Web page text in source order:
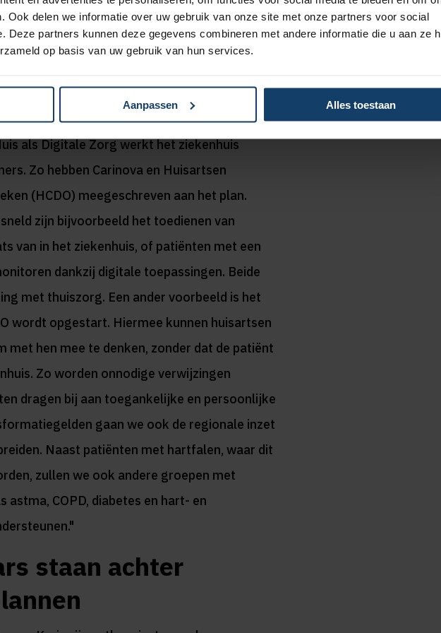
Ook delen we informatie over uw gebruik van onze site met onze partners voor social
Deze partners kunnen deze gegevens combineren met andere informatie die u aan ze
op basis van uw gebruik van hun services.
Aanpassen Alles toestaan
samen met de unieke
ons helpen te versnellen", aldus Kleine.
regionale
als Digitale Zorg werkt het ziekenhuis
Zo hebben Carinova en Huisartsen
(HCDO) meegeschreven aan het plan.
zijn bijvoorbeeld het toedienen van
van in het ziekenhuis, of patiënten met een
dankzij digitale toepassingen. Beide
met thuiszorg. Een ander voorbeeld is het
wordt opgestart. Hiermee kunnen huisartsen
met hen mee te denken, zonder dat de patiënt
Zo worden onnodige verwijzingen
dragen bij aan toegankelijke en persoonlijke
gaan we ook de regionale inzet
Naast patiënten met hartfalen, waar dit
zullen we ook andere groepen met
astma, COPD, diabetes en hart- en
staan achter